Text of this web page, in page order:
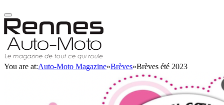
You are at:Auto-Moto Magazine»Brèves»Brèves été 2023